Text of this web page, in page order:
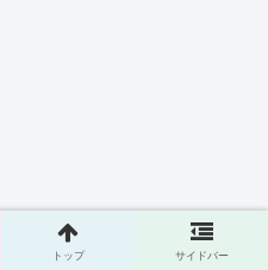
トップ サイドバー